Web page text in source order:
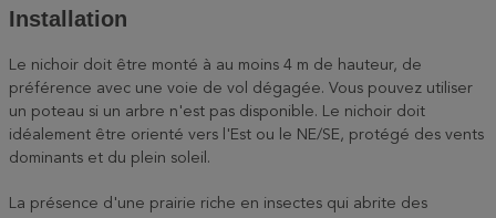
Installation
Le nichoir doit être monté à au moins 4 m de hauteur, de
préférence avec une voie de vol dégagée. Vous pouvez utiliser
un poteau si un arbre n'est pas disponible. Le nichoir doit
idéalement être orienté vers l'Est ou le NE/SE, protégé des vents
dominants et du plein soleil.
La présence d'une prairie riche en insectes qui abrite des